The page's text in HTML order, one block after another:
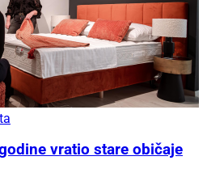
vratio stare običaje